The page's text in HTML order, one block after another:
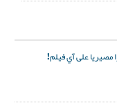
مصيريا على آي فيلم!